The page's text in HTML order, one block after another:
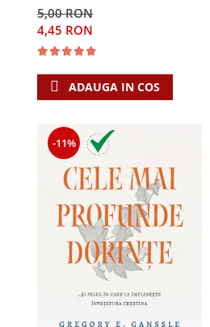
5,00 RON
4,45 RON
ADAUGA IN COS
-11%